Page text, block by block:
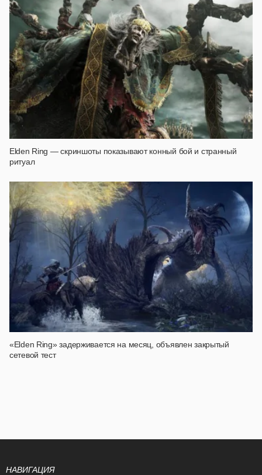
Elden Ring — скриншоты показывают конный бой и странный
ритуал
«Elden Ring» задерживается на месяц, объявлен закрытый
сетевой тест
НАВИГАЦИЯ